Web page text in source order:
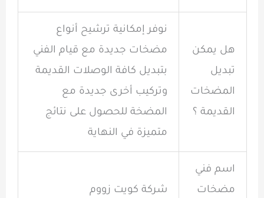
هل يمكن
تبديل
المضخات
القديمة ؟
نوفر إمكانية ترشيح أنواع
مضخات جديدة مع قيام الفني
بتبديل كافة الوصلات القديمة
وتركيب أخرى جديدة مع
المضخة للحصول على نتائج
متميزة في النهاية
اسم فني
مضخات
شركة كويت زووم